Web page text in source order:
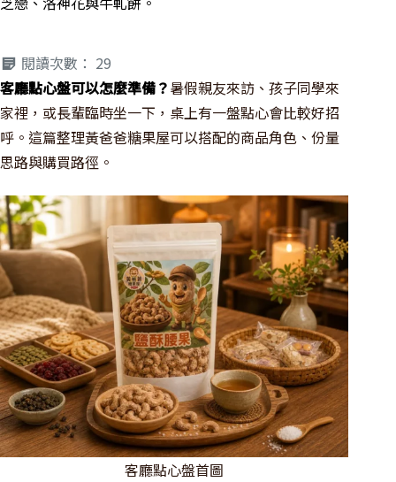
閱讀次數： 29
客廳點心盤可以怎麼準備？暑假親友來訪、孩子同學來
家裡，或長輩臨時坐一下，桌上有一盤點心會比較好招
呼。這篇整理黃爸爸糖果屋可以搭配的商品角色、份量
思路與購買路徑。
客廳點心盤首圖